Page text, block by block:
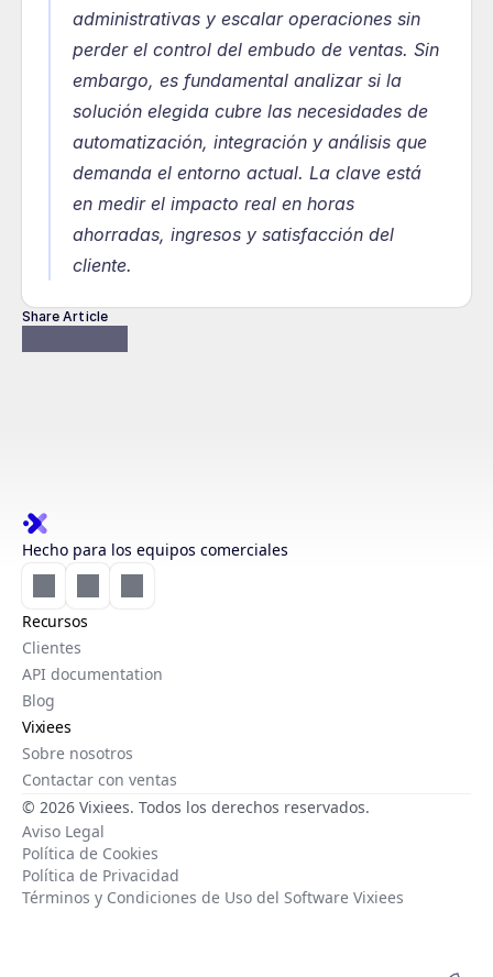
administrativas y escalar operaciones sin
perder el control del embudo de ventas. Sin
embargo, es fundamental analizar si la
solución elegida cubre las necesidades de
automatización, integración y análisis que
demanda el entorno actual. La clave está
en medir el impacto real en horas
ahorradas, ingresos y satisfacción del
cliente.
Share Article
Hecho para los equipos comerciales
Recursos
Clientes
API documentation
Blog
Vixiees
Sobre nosotros
Contactar con ventas
© 2026 Vixiees. Todos los derechos reservados.
Aviso Legal
Política de Cookies
Política de Privacidad
Términos y Condiciones de Uso del Software Vixiees